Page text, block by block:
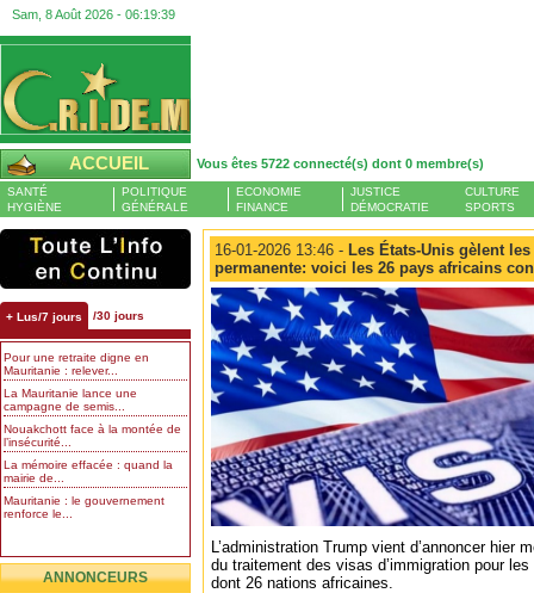
Sam, 8 Août 2026 - 06:19:40
ACCUEIL Vous êtes 5722 connecté(s) dont 0 membre(s)
SANTÉ
HYGIÈNE
POLITIQUE
GÉNÉRALE
ECONOMIE
FINANCE
JUSTICE
DÉMOCRATIE
CULTURE
SPORTS
+ Lus/7 jours /30 jours
Pour une retraite digne en
Mauritanie : relever...
La Mauritanie lance une
campagne de semis...
Nouakchott face à la montée de
l’insécurité...
La mémoire effacée : quand la
mairie de...
Mauritanie : le gouvernement
renforce le...
ANNONCEURS
16-01-2026 13:46 - Les États-Unis gèlent
permanente: voici les 26 pays africains
L’administration Trump vient d’annoncer hier
du traitement des visas d’immigration pour
dont 26 nations africaines.